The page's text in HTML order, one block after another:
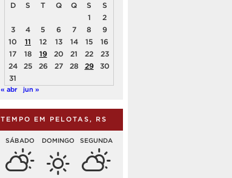
D S T Q Q S
S
1
2
3
4 5 6 7 8
9
10
11 12 13 14 15
16
17
18 19 20 21 22
23
24
25 26 27 28 29
30
31
« abr jun »
TEMPO EM PELOTAS, RS
SÁBADO DOMINGO SEGUNDA